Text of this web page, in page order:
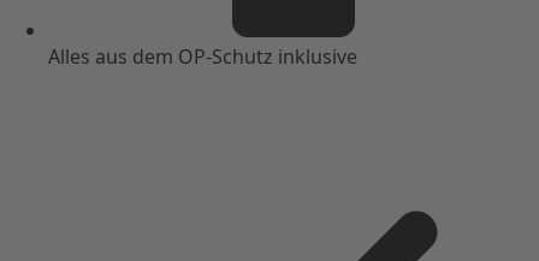
Alles aus dem OP-Schutz inklusive